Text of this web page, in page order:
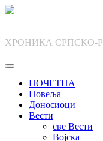
Skip
ХРОНИКА СРПСКО-
ПОЧЕТНА
Повеља
Доносиоци
Вести
све Вести
Војска